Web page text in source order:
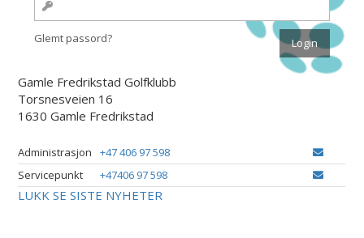
Glemt passord?
Gamle Fredrikstad Golfklubb
Torsnesveien 16
1630 Gamle Fredrikstad
Administrasjon
+47 406 97 598
Servicepunkt
+47406 97 598
LUKK SE SISTE NYHETER